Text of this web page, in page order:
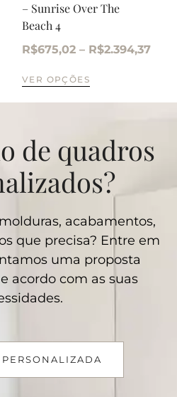
– Sunrise Over The
Beach 4
R$675,02 – R$2.394,37
VER OPÇÕES
de quadros
acabamentos,
que precisa? Entre em
uma proposta
acordo com as suas
PERSONALIZADA